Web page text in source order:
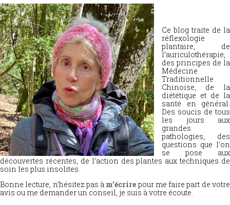
Ce blog traite de la
réflexologie
plantaire, de
l’auriculothérapie,
des principes de la
Médecine
Traditionnelle
Chinoise, de la
diététique et de la
santé en général.
Des soucis de tous
les jours aux
grandes
pathologies, des
questions que l’on
se pose aux
découvertes récentes, de l’action des plantes aux techniques de
soin les plus insolites.
Bonne lecture, n’hésitez pas à m’écrire pour me faire part de votre
avis ou me demander un conseil, je suis à votre écoute.